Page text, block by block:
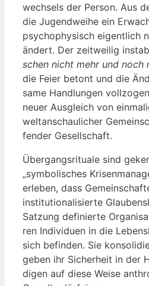
wech­sels der Per­son. Aus
die Jugend­wei­he ein
psy­cho­phy­sisch eigent­lich
ändert. Der zeit­wei­lig
schen nicht mehr und noch
die Fei­er betont und die
sa­me Hand­lun­gen
neu­er Aus­gleich von
welt­an­schau­li­cher
fen­der Gesellschaft.
Über­gangs­ri­tua­le sind
„sym­bo­li­sches
erle­ben, dass
insti­tu­tio­na­li­sier­te
Sat­zung defi­nier­te
ren Indi­vi­du­en in die
sich befin­den. Sie
geben ihr Sicher­heit in der
di­gen auf die­se Wei­se